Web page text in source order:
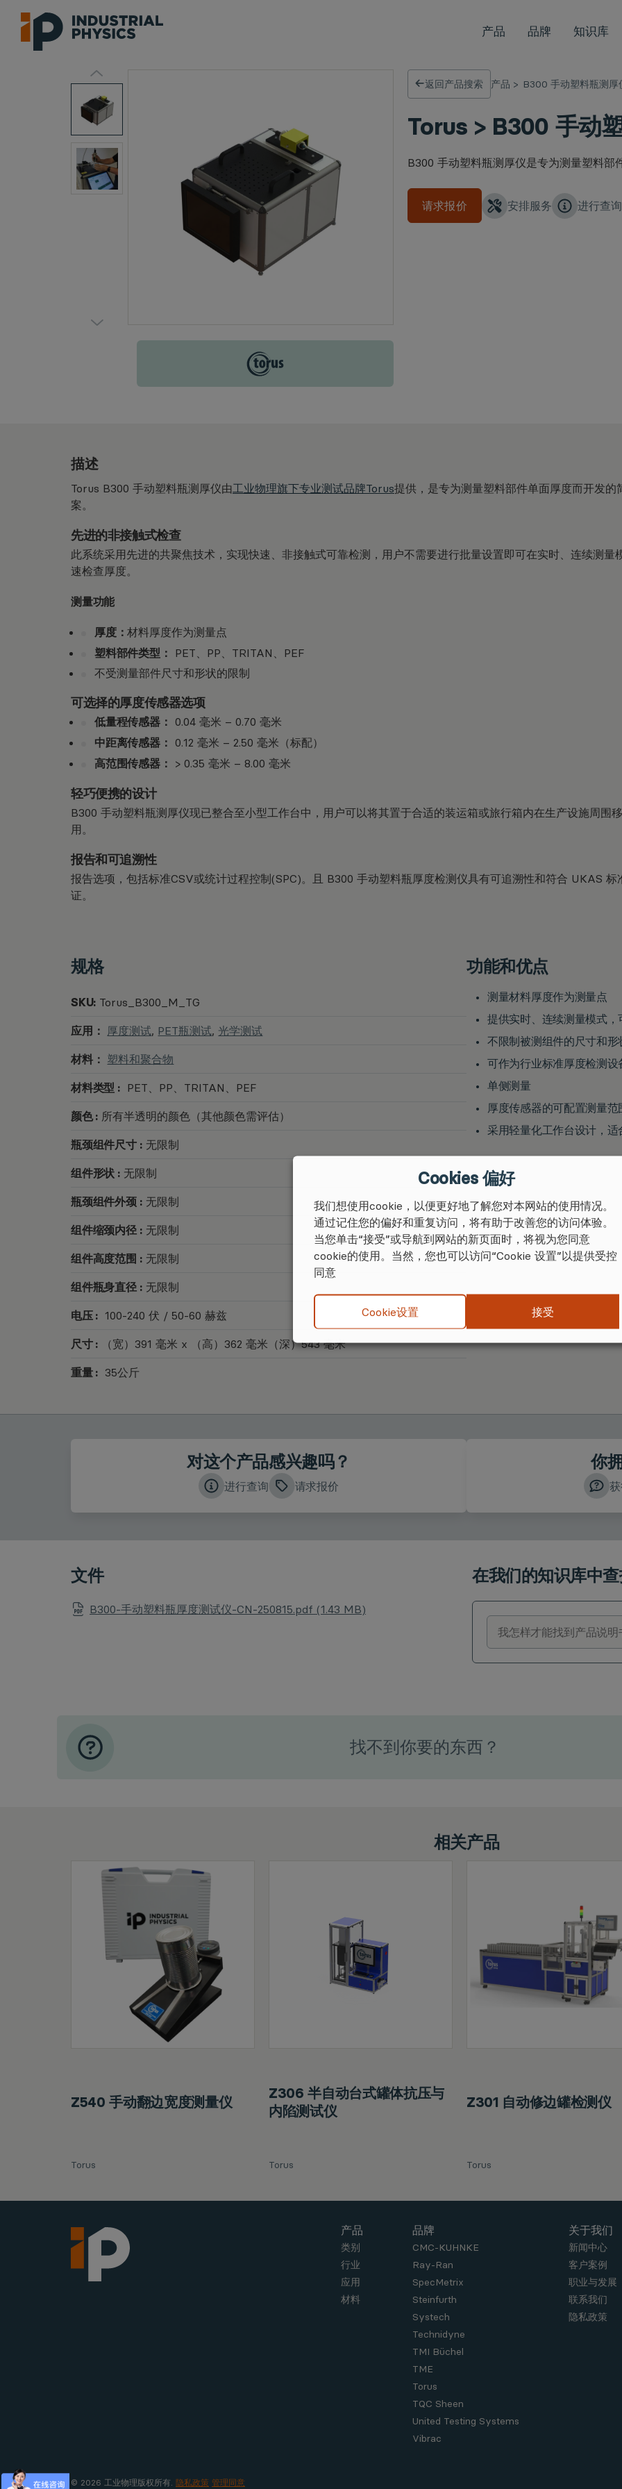
产品 品牌 知识库
返回产品搜索 产品 > B300 手动塑料瓶测厚
Torus > B300 手动
Torus
B300 手动塑料瓶测厚仪是专为测量塑料部
请求报价 安排服务 进行查询
描述
Torus B300 手动塑料瓶测厚仪由工业物理旗下专业测试品牌Torus提供，是专为测量塑料部件单面厚度而开发的
案。
先进的非接触式检查
此系统采用先进的共聚焦技术，实现快速、非接触式可靠检测，用户不需要进行批量设置即可在实时、连续测量
速检查厚度。
测量功能
厚度：材料厚度作为测量点
塑料部件类型： PE​​T、PP、TRITAN、PEF
不受测量部件尺寸和形状的限制
可选择的厚度传感器选项
低量程传感器： 0.04 毫米 – 0.70 毫米
中距离传感器： 0.12 毫米 – 2.50 毫米（标配）
高范围传感器： > 0.35 毫米 – 8.00 毫米
轻巧便携的设计
B300 手动塑料瓶测厚仪现已整合至小型工作台中，用户可以将其置于合适的装运箱或旅行箱内在生产设施周围
用。
报告和可追溯性
报告选项，包括标准CSV或统计过程控制(SPC)。且 B300 手动塑料瓶厚度检测仪具有可追溯性和符合 UKAS 标
证。
规格
SKU: Torus_B300_M_TG
应用： 厚度测试, PET瓶测试, 光学测试
材料： 塑料和聚合物
材料类型 :PET、PP、TRITAN、PEF
颜色 : 所有半透明的颜色（其他颜色需评估）
瓶颈组件尺寸 :无限制
组件形状 :无限制
瓶颈组件外颈 :无限制
组件缩颈内径 :无限制
组件高度范围 :无限制
组件瓶身直径 :无限制
电压 : 100-240 伏 / 50-60 赫兹
尺寸 : （宽）391 毫米 x （高）362 毫米（深）543 毫米
重量 : 35公斤
功能和优点
测量材料厚度作为测量点
提供实时、连续测量模式，
不限制被测组件的尺寸和形
可作为行业标准厚度检测
单侧测量
厚度传感器的可配置测量
采用轻量化工作台设计，
对这个产品感兴趣吗？
进行查询 请求报价
你
文件
B300-手动塑料瓶厚度测试仪-CN-250815.pdf (1.43 MB)
在我们的知识库中
找不到你要的东西？
相关产品
Z540 手动翻边宽度测量仪
Torus
Z306 半自动台式罐体抗压与
内陷测试仪
Torus
Z301 自动修边罐检测仪
Torus
产品
类别
行业
应用
材料
品牌
CMC-KUHNKE
Ray-Ran
SpecMetrix
Steinfurth
Systech
Technidyne
TMI Büchel
TME
Torus
TQC Sheen
United Testing Systems
Vibrac
关于我们
新闻中心
客户案例
职业与发展
联系我们
隐私政策
© 2026 工业物理版权所有. 隐私政策 管理同意
Cookies 偏好
我们想使用cookie，以便更好地了解您对本网站的使用情况。
通过记住您的偏好和重复访问，将有助于改善您的访问体验。
当您单击“接受”或导航到网站的新页面时，将视为您同意
cookie的使用。当然，您也可以访问“Cookie 设置”以提供受控
同意
Cookie设置 接受